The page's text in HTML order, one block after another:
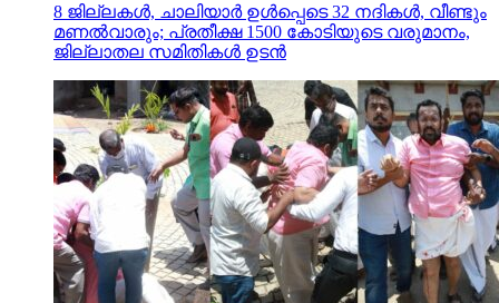
8 ജില്ലകൾ, ചാലിയാർ ഉൾപ്പെടെ 32 നദികൾ, വീണ്ടും
മണൽവാരും; പ്രതീക്ഷ 1500 കോടിയുടെ വരുമാനം,
ജില്ലാതല സമിതികൾ ഉടൻ